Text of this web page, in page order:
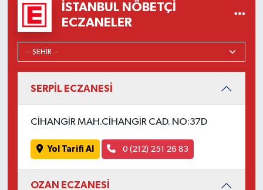
İSTANBUL NÖBETÇI
ECZANELER
SERPİL ECZANESİ
CİHANGİR MAH.CİHANGİR CAD. NO:37D
Yol Tarifi Al 0 (212) 251 26 83
OZAN ECZANESİ